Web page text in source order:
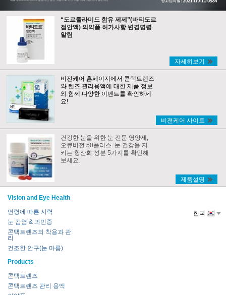
“도르졸라미드 함유 제제”(바티도르
점안액) 의약품 허가사항 변경명령
알림
자세히보기
비전케어 홈페이지에서 콘택트렌즈
와 렌즈 관리용액에 대한 제품 정보
와 함께 다양한 이벤트를 확인하세
요!
비젼케어 사이트
건강한 눈을 위한 눈 전문 영양제,
오큐비전 50플러스. 눈 건강을 지
키는 항산화 성분 5가지를 확인해
보세요.
제품설명
Vision and Eye Health
연령에 따른 시력
눈 감염 & 과민증
콘택트렌즈의 착용과 관
리
건조한 안구(눈 마름)
Products
콘택트렌즈
콘택트렌즈 관리 용액
한국